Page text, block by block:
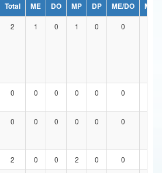
Inovações e Comunicações
dos Direitos Humanos
Total ME DO MP DP ME/DO
MP/
2 1 0 1 0 0
0 0 0 0 0 0
0 0 0 0 0 0
2 0 0 2 0 0